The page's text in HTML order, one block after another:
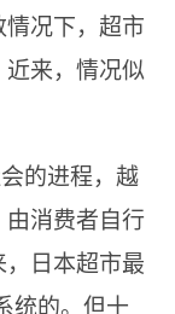
况下，超市
来，情况似
的进程，越
消费者自行
日本超市最
统的。但十